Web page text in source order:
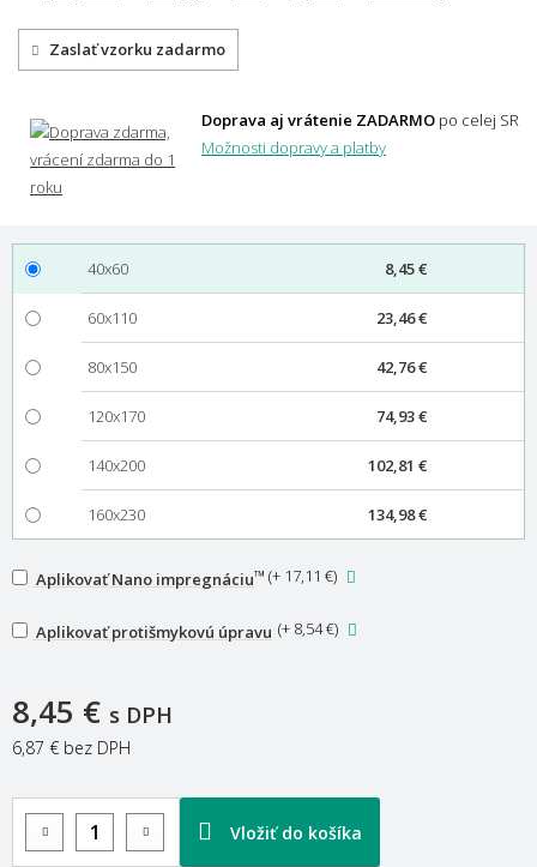
Zaslať vzorku zadarmo
Doprava aj vrátenie ZADARMO po celej SR
Možnosti dopravy a platby
40x60 8,45 €
60x110 23,46 €
80x150 42,76 €
120x170 74,93 €
140x200 102,81 €
160x230 134,98 €
Aplikovať Nano impregnáciu™ (+ 17,11 €)
Aplikovať protišmykovú úpravu (+ 8,54 €)
8,45 € s DPH
6,87 € bez DPH
Vložiť do košíka